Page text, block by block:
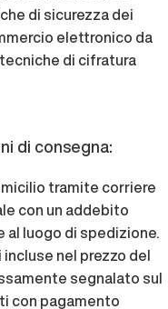
di sicurezza dei
elettronico da
di cifratura
di consegna:
tramite corriere
con un addebito
al luogo di spedizione.
nel prezzo del
segnalato sul
con pagamento